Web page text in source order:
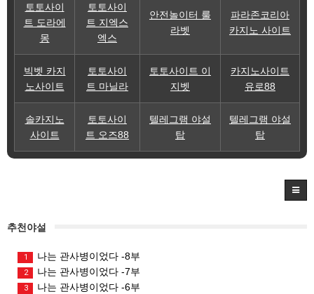
토토사이
트 도라에
몽
토토사이
트 지엑스
엑스
안전놀이터 룰
라벳
파라존코리아
카지노 사이트
빅벳 카지
노사이트
토토사이
트 마닐라
토토사이트 이
지벳
카지노사이트
유로88
솔카지노
사이트
토토사이
트 오즈88
텔레그램 야설
탑
텔레그램 야설
탑
추천야설
1 나는 관사병이었다 -8부
2 나는 관사병이었다 -7부
3 나는 관사병이었다 -6부